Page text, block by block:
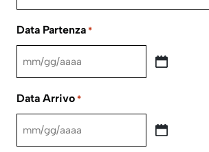
Data Partenza *
MM
GG
slash
AAAA
Data Arrivo *
MM